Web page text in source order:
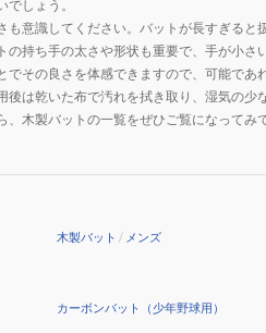
でしょう。
意識してください。バットが長すぎる
持ち手の太さや形状も重要で、手が小
その良さを体感できますので、可能であ
は乾いた布で汚れを拭き取り、湿気の
木製バットの一覧をぜひご覧になってみ
木製バット / メンズ
カーボンバット（少年野球用）